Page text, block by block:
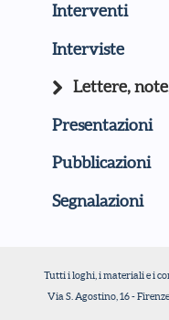
Interventi
Interviste
Lettere,
Presentazioni
Pubblicazioni
Segnalazioni
Tutti i loghi, i materiali e i
Via S. Agostino, 16 -